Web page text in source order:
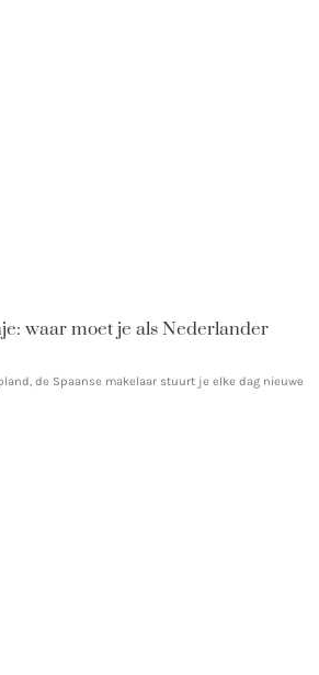
waar moet je als Nederlander
de Spaanse makelaar stuurt je elke dag nieuwe